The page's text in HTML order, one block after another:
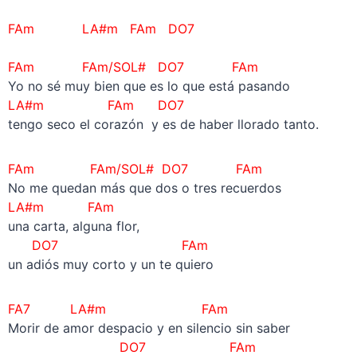
FAm LA#m FAm DO7
FAm FAm/SOL# DO7 FAm
Yo no sé muy bien que es lo que está pasando
LA#m FAm DO7
tengo seco el corazón y es de haber llorado tanto.
FAm FAm/SOL# DO7 FAm
No me quedan más que dos o tres recuerdos
LA#m FAm
una carta, alguna flor,
DO7 FAm
un adiós muy corto y un te quiero
FA7 LA#m FAm
Morir de amor despacio y en silencio sin saber
DO7 FAm